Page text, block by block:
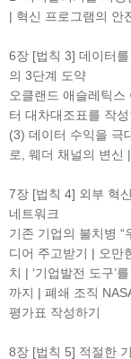
| 혁신 프로그램의 안
6장 [법칙 3] 데이터
의 3단계 도약
오클랜드 애슬레틱스
터 대차대조표를 작
(3) 데이터 수익을 극
로, 웨더 채널의 변신
7장 [법칙 4] 외부 혁
네트워크
기존 기업의 불치병 “
디어 주고받기 | 오만
치 | ‘기업발전 도구’
까지 | 폐쇄 조직
평가표 작성하기
8장 [법칙 5] 적절한